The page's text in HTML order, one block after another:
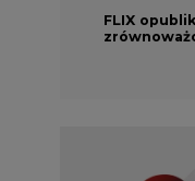
FLIX